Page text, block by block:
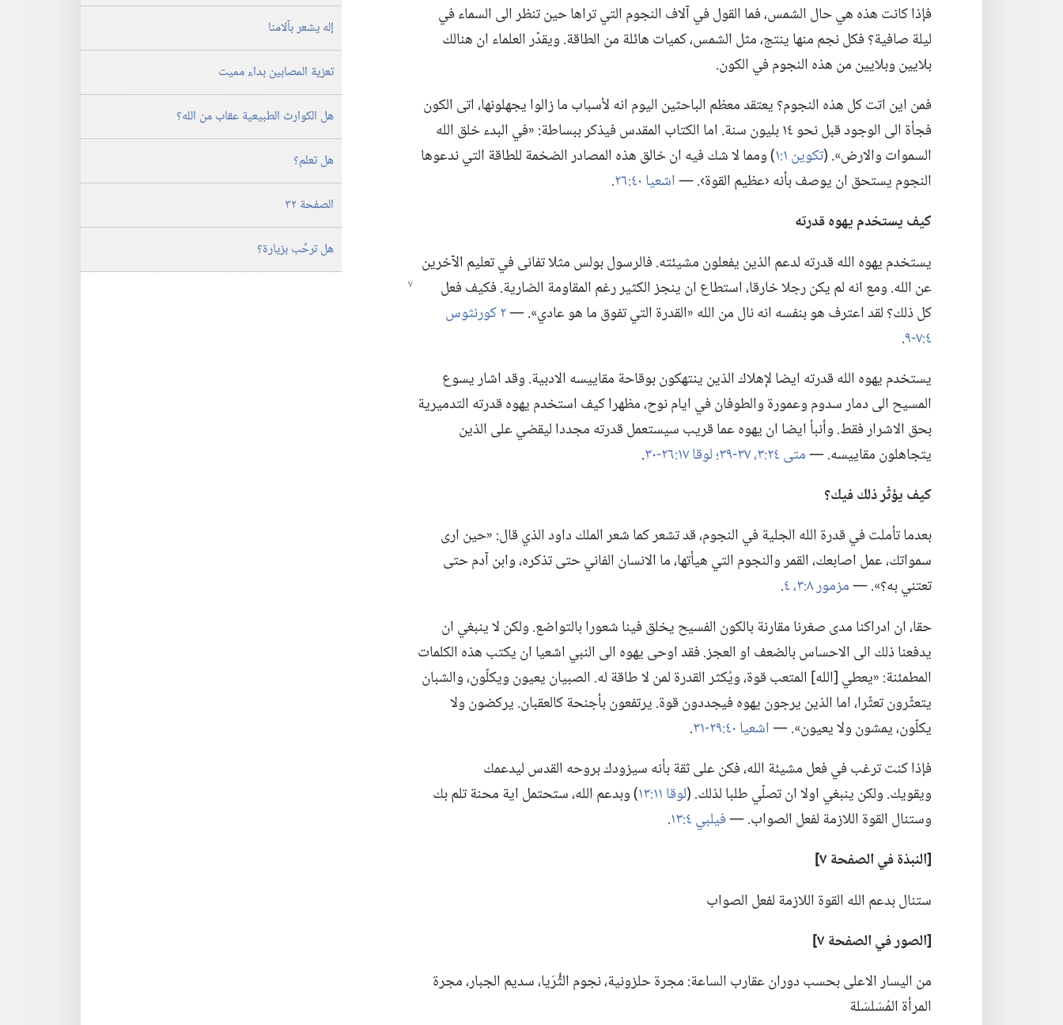
فإذا كانت هذه هي حال الشمس،‏ فما القول في آلاف النجوم التي تراها حين تنظر الى السماء في
ليلة صافية؟‏ فكل نجم منها ينتج،‏ مثل الشمس،‏ كميات هائلة من الطاقة.‏ ويقدّر العلماء ان هنالك
بلايين وبلايين من هذه النجوم في الكون.‏
فمن اين اتت كل هذه النجوم؟‏ يعتقد معظم الباحثين اليوم انه لأسباب ما زالوا يجهلونها،‏ اتى الكون
فجأة الى الوجود قبل نحو ١٤ بليون سنة.‏ اما الكتاب المقدس فيذكر ببساطة:‏ «في البدء خلق الله
السموات والارض».‏ (‏تكوين ١:‏١
‏)‏ ومما لا شك فيه ان خالق هذه المصادر الضخمة للطاقة التي ندعوها
النجوم يستحق ان يوصف بأنه ‹عظيم القوة›.‏ —‏اشعيا ٤٠:‏٢٦
‏.‏
كيف يستخدم يهوه قدرته
يستخدم يهوه الله قدرته لدعم الذين يفعلون مشيئته.‏ فالرسول بولس مثلا تفانى في تعليم الآخرين
عن الله.‏ومع انه لم يكن رجلا خارقا،‏ استطاع ان ينجز الكثير رغم المقاومة الضارية.‏ فكيف فعل
كل ذلك؟‏ لقد اعترف هو بنفسه انه نال من الله «القدرة التي تفوق ما هو عادي».‏ —‏ ٢ كورنثوس
٤:‏٧-‏٩
‏.‏
يستخدم يهوه الله قدرته ايضا لإهلاك الذين ينتهكون بوقاحة مقاييسه الادبية.‏ وقد اشار يسوع
المسيح الى دمار سدوم وعمورة والطوفان في ايام نوح،‏ مظهرا كيف استخدم يهوه قدرته التدميرية
بحق الاشرار فقط.‏ وأنبأ ايضا ان يهوه عما قريب سيستعمل قدرته مجددا ليقضي على الذين
يتجاهلون مقاييسه.‏ —‏متى ٢٤:‏٣،‏ لوقا ١٧:‏٢٦-‏٣٠
‏.‏
كيف يؤثّر ذلك فيك؟‏
بعدما تأملت في قدرة الله الجلية في النجوم،‏ قد تشعر كما شعر الملك داود الذي قال:‏ «حين ارى
سمواتك،‏ عمل اصابعك،‏ القمر والنجوم التي هيأتها،‏ ما الانسان الفاني حتى تذكره،‏ وابن آدم حتى
تعتني به؟‏».‏ —‏مزمور ٨:‏٣،‏ ٤
‏.‏
حقا،‏ ان ادراكنا مدى صغرنا مقارنة بالكون الفسيح يخلق فينا شعورا بالتواضع.‏ ولكن لا ينبغي ان
يدفعنا ذلك الى الاحساس بالضعف او العجز.‏ فقد اوحى يهوه الى النبي اشعيا ان يكتب هذه الكلمات
المطمئنة:‏ «يعطي [الله] المتعب قوة،‏ ويُكثر القدرة لمن لا طاقة له.‏ الصبيان يعيون ويكلّون،‏ والشبان
يتعثّرون تعثّرا،‏ اما الذين يرجون يهوه فيجددون قوة.‏ يرتفعون بأجنحة كالعقبان.‏ يركضون ولا
يكلّون،‏ يمشون ولا يعيون».‏ —‏اشعيا ٤٠:‏٢٩-‏٣١
‏.‏
فإذا كنت ترغب في فعل مشيئة الله،‏ فكن على ثقة بأنه سيزودك بروحه القدس ليدعمك
ويقويك.‏ ولكن ينبغي اولا ان تصلّي طلبا لذلك.‏ (‏لوقا ١١:‏١٣
‏)‏ وبدعم الله،‏ ستحتمل اية محنة تلم بك
وستنال القوة اللازمة لفعل الصواب.‏ —‏فيلبي ٤:‏١٣
‏.‏
‏[النبذةفيالصفحة ٧]‏
ستنال بدعم الله القوة اللازمة لفعل الصواب
‏[الصورفيالصفحة ٧]‏
من اليسار الاعلى بحسب دوران عقارب الساعة:‏ مجرة حلزونية،‏ نجوم الثُّرَيا،‏ سديم الجبار،‏ مجرة
المرأة المُسَلسَلة
إله يشعر بآلامنا
تعزية المصابين بداء مميت
هل الكوارث الطبيعية عقاب من الله؟‏
هل تعلم؟‏
الصفحة ٣٢
هل ترحِّب بزيارة؟‏